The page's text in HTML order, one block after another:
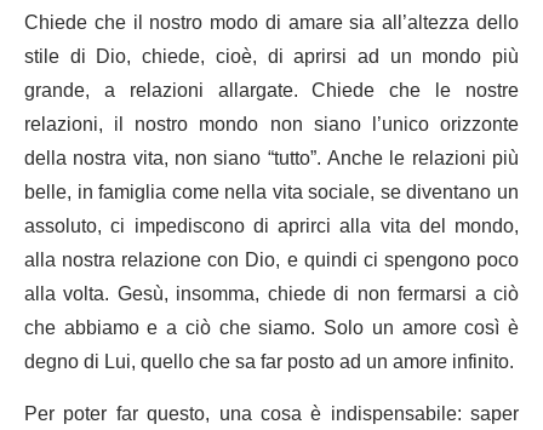
Chiede che il nostro modo di amare sia all’altezza dello
stile di Dio, chiede, cioè, di aprirsi ad un mondo più
grande, a relazioni allargate. Chiede che le nostre
relazioni, il nostro mondo non siano l’unico orizzonte
della nostra vita, non siano “tutto”. Anche le relazioni più
belle, in famiglia come nella vita sociale, se diventano un
assoluto, ci impediscono di aprirci alla vita del mondo,
alla nostra relazione con Dio, e quindi ci spengono poco
alla volta. Gesù, insomma, chiede di non fermarsi a ciò
che abbiamo e a ciò che siamo. Solo un amore così è
degno di Lui, quello che sa far posto ad un amore infinito.
Per poter far questo, una cosa è indispensabile: saper